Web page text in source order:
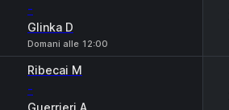
-
Glinka D
Domani alle 12:00
Ribecai M
-
Guerrieri A